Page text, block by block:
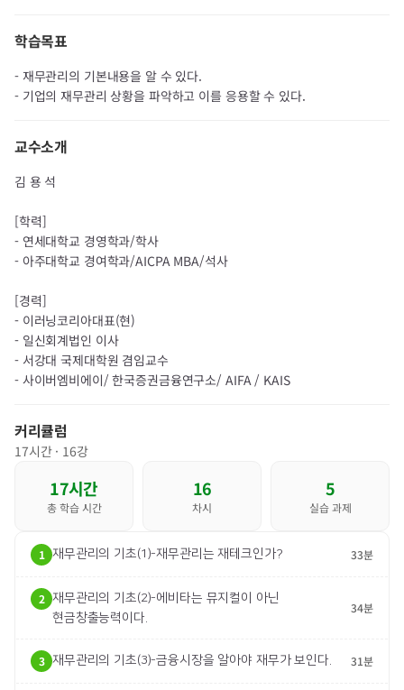
학습목표
- 재무관리의 기본내용을 알 수 있다.
- 기업의 재무관리 상황을 파악하고 이를 응용할 수 있다. ​
교수소개
김 용 석
[학력]
- 연세대학교 경영학과/학사
- 아주대학교 경여학과/AICPA MBA/석사
[경력]
- 이러닝코리아대표(현)
- 일신회계법인 이사
- 서강대 국제대학원 겸임교수
- 사이버엠비에이/ 한국증권금융연구소/ AIFA / KAIS​​
커리큘럼
17시간 · 16강
17시간
총 학습 시간
16
차시
5
실습 과제
1 재무관리의 기초(1)-재무관리는 재테크인가? 33분
2 재무관리의 기초(2)-에비타는 뮤지컬이 아닌
현금창출능력이다.
34분
3 재무관리의 기초(3)-금융시장을 알아야 재무가 보인다. 31분